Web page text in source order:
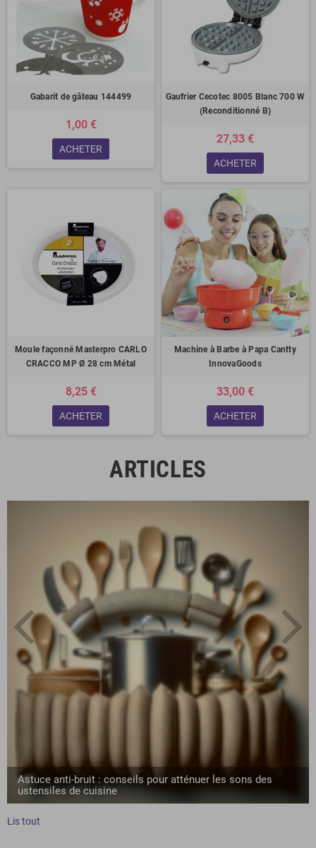
Gabarit de gâteau 144499
1,00 €
ACHETER
Gaufrier Cecotec 8005 Blanc 700 W
(Reconditionné B)
27,33 €
ACHETER
Moule façonné Masterpro CARLO
CRACCO MP Ø 28 cm Métal
8,25 €
ACHETER
Machine à Barbe à Papa Cantty
InnovaGoods
33,00 €
ACHETER
ARTICLES
Astuce anti-bruit : conseils pour atténuer les sons des
ustensiles de cuisine
Lis tout